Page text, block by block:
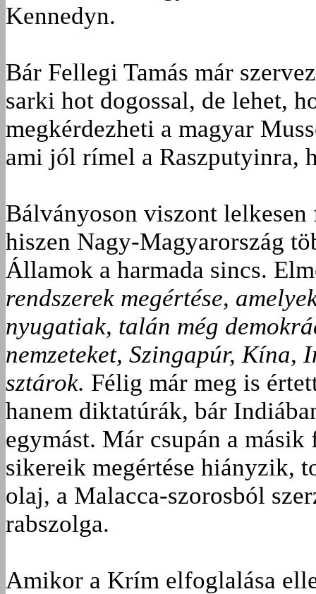
Kennedyn.
Bár Fellegi Tamás már
sarki hot dogossal, de lehet,
megkérdezheti a magyar
ami jól rímel a Raszputyinra,
Bálványoson viszont
hiszen Nagy-Magyarország
Államok a harmada sincs.
rendszerek megértése,
nyugatiak, talán még
nemzeteket, Szingapúr, Kína,
sztárok. Félig már meg is
hanem diktatúrák, bár
egymást. Már csupán a
sikereik megértése hiányzik,
olaj, a Malacca-szorosból
rabszolga.
Amikor a Krím elfoglalása